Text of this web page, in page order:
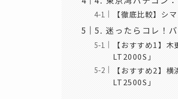
【徹底比較】シ
5. 迷ったらコレ！
【おすすめ1】
LT2000S」
【おすすめ2】
LT2500S」